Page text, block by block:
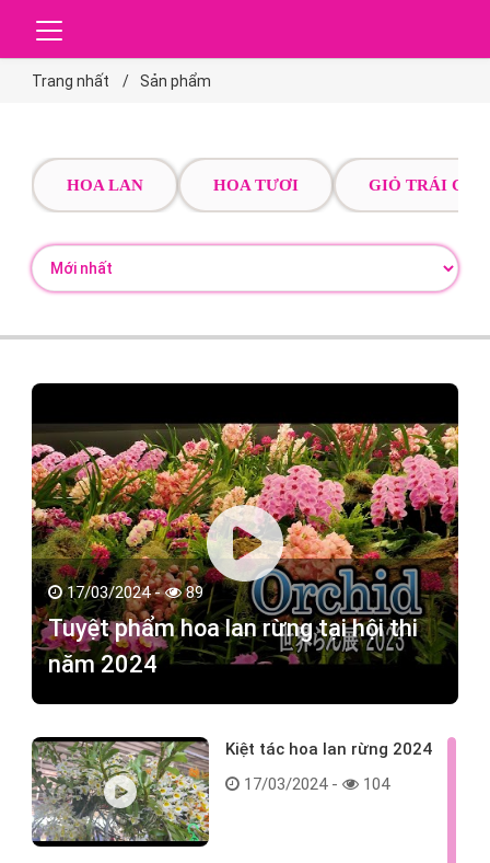
Trang nhất Sản phẩm
HOA LAN HOA TƯƠI GIỎ TRÁI CÂY
17/03/2024 - 89
Tuyệt phẩm hoa lan rừng tại hội thi
năm 2024
Kiệt tác hoa lan rừng 2024
17/03/2024 -
104